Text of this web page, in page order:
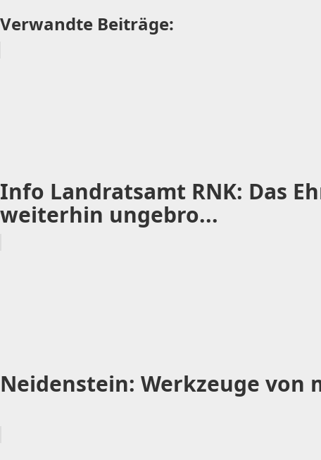
Verwandte Beiträge:
Info Landratsamt RNK: Das
weiterhin ungebro...
Neidenstein: Werkzeuge von